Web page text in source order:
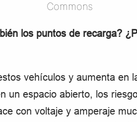
Commons
los puntos de recarga?
vehículos y aumenta en
un espacio abierto, los
con voltaje y amperaje